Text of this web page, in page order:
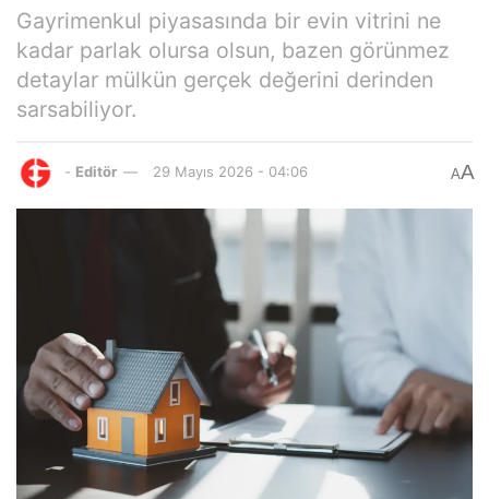
Gayrimenkul piyasasında bir evin vitrini ne
kadar parlak olursa olsun, bazen görünmez
detaylar mülkün gerçek değerini derinden
sarsabiliyor.
- Editör 29 Mayıs 2026 - 04:06 AA